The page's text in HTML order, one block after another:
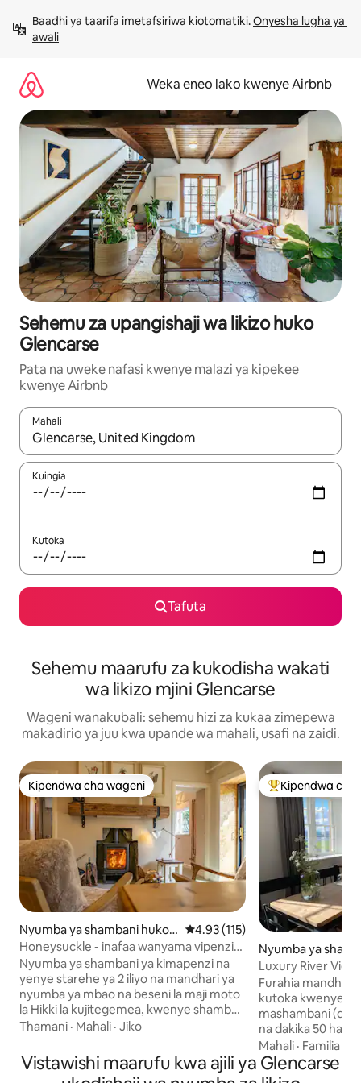
kwenda
kwenye
Baadhi ya taarifa imetafsiriwa kiotomatiki. Onyesha lugha ya
awali
Weka eneo lako kwenye Airbnb
Sehemu za upangishaji wa likizo huko
Glencarse
Pata na uweke nafasi kwenye malazi ya kipekee
kwenye Airbnb
Mahali
Wakati matokeo yanapatikana, vinjari kwa kutumia vitufe vya
Kuingia
Kutoka
Tafuta
Sehemu maarufu za kukodisha wakati
wa likizo mjini Glencarse
Wageni wanakubali: sehemu hizi za kukaa zimepewa
makadirio ya juu kwa upande wa mahali, usafi na zaidi.
Kipendwa cha wageni
Kipendwa cha wageni
Nyumba ya shambani huko
Abernyte
Ukadiriaji wa wastani wa 4.93
4.93 (115)
Honeysuckle - inafaa wanyama vipenzi
na beseni la maji moto la kujitegemea
Nyumba ya shambani ya kimapenzi na
yenye starehe ya 2 iliyo na mandhari ya
nyumba ya mbao na beseni la maji moto
la Hikki la kujitegemea, kwenye shamba
dogo. Baraza lililofungwa upande wa
Mbwa 1 anakaribishwa. Matembezi
mengi kwenye eneo + eneo la pamoja la
Thamani · Mahali · Jiko
Kipendwa
Kipendwa cha
Nyumba ya
wburgh
Luxury River
kirafiki
Furahia mandhari
kutoka kwenye
mashambani
na dakika 50 hadi
huko Hyrneside
iliyokarabatiwa
vya kulala, iliyo
Mahali · Familia
Vistawishi maarufu kwa ajili ya Glencarse